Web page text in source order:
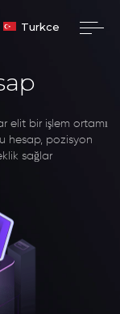
Turkce
elit bir işlem ortamı
hesap, pozisyon
sağlar